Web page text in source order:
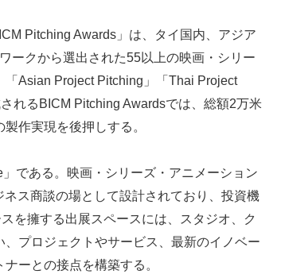
Pitching Awards」は、タイ国内、アジア
ークから選出された55以上の映画・シリー
Asian Project Pitching」「Thai Project
れるBICM Pitching Awardsでは、総額2万米
作実現を後押しする。
である。映画・シリーズ・アニメーション
ス商談の場として設計されており、投資機
を擁する出展スペースには、スタジオ、ク
プロジェクトやサービス、最新のイノベー
ーとの接点を構築する。